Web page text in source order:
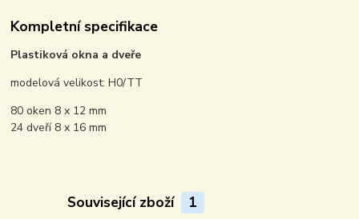
Kompletní specifikace
Plastiková okna a dveře
modelová velikost: H0/TT
80 oken 8 x 12 mm
24 dveří 8 x 16 mm
Související zboží 1